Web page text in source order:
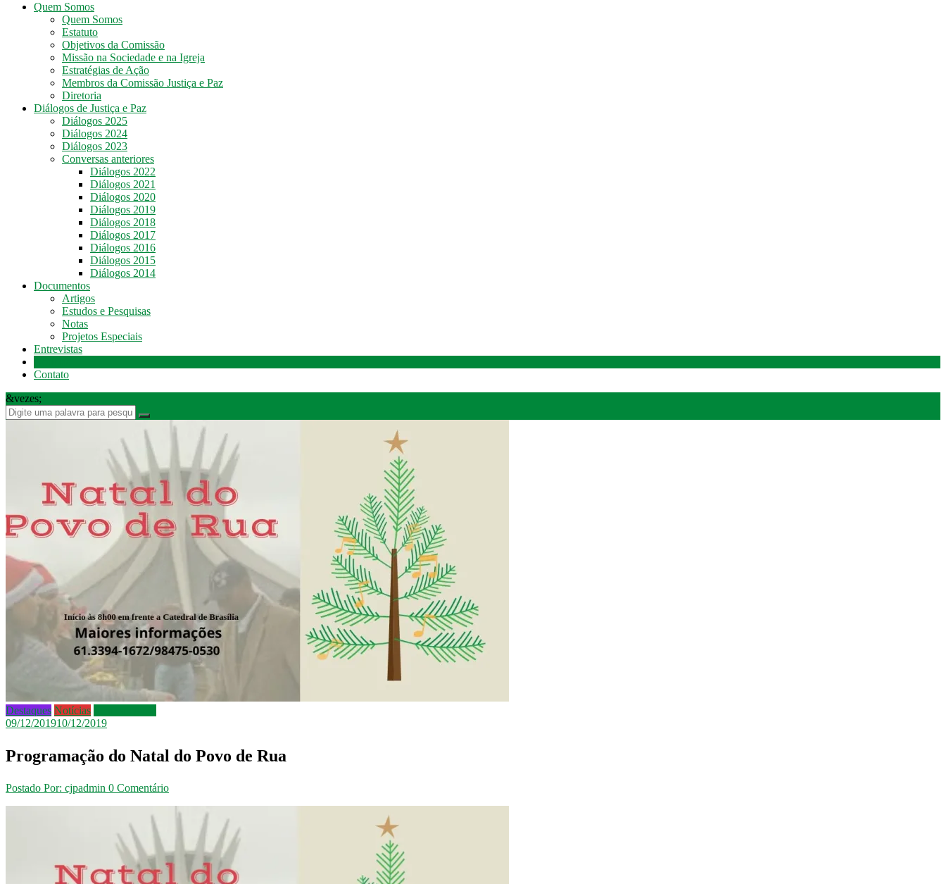
Arquidiocese
Quem Somos
Quem Somos
Estatuto
Objetivos da Comissão
Missão na Sociedade e na Igreja
Estratégias de Ação
Membros da Comissão Justiça e Paz
Diretoria
Diálogos de Justiça e Paz
Diálogos 2025
Diálogos 2024
Diálogos 2023
Conversas anteriores
Diálogos 2022
Diálogos 2021
Diálogos 2020
Diálogos 2019
Diálogos 2018
Diálogos 2017
Diálogos 2016
Diálogos 2015
Diálogos 2014
Documentos
Artigos
Estudos e Pesquisas
Notas
Projetos Especiais
Entrevistas
Contato
&vezes;
Destaques Notícias
09/12/201910/12/2019
Programação do Natal do Povo de Rua
Postado Por: cjpadmin 0 Comentário